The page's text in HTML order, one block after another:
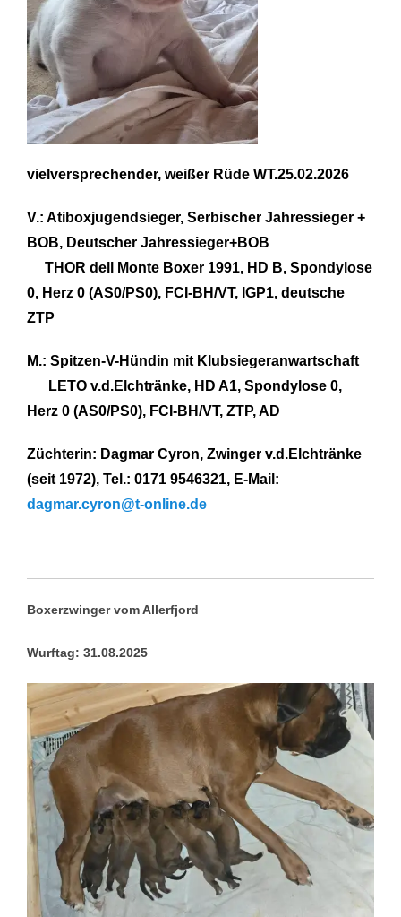
vielversprechender, weißer Rüde WT.25.02.2026
V.: Atiboxjugendsieger, Serbischer Jahressieger +
BOB, Deutscher Jahressieger+BOB
THOR dell Monte Boxer 1991, HD B, Spondylose
0, Herz 0 (AS0/PS0), FCI-BH/VT, IGP1, deutsche
ZTP
M.: Spitzen-V-Hündin mit Klubsiegeranwartschaft
LETO v.d.Elchtränke, HD A1, Spondylose 0,
Herz 0 (AS0/PS0), FCI-BH/VT, ZTP, AD
Züchterin: Dagmar Cyron, Zwinger v.d.Elchtränke
(seit 1972), Tel.: 0171 9546321, E-Mail:
dagmar.cyron@t-online.de
Boxerzwinger vom Allerfjord
Wurftag: 31.08.2025